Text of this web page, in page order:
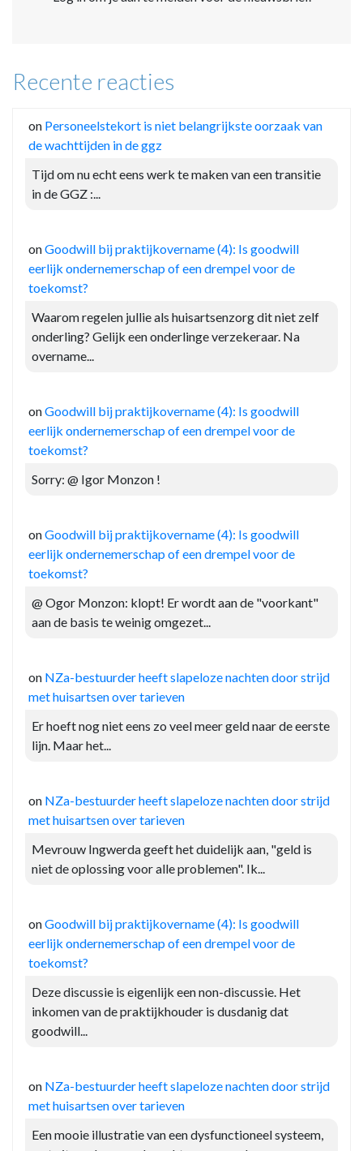
Recente reacties
on Personeelstekort is niet belangrijkste oorzaak van
de wachttijden in de ggz
Tijd om nu echt eens werk te maken van een transitie
in de GGZ :...
onGoodwill bij praktijkovername (4): Is goodwill
eerlijk ondernemerschap of een drempel voor de
toekomst?
Waarom regelen jullie als huisartsenzorg dit niet zelf
onderling? Gelijk een onderlinge verzekeraar. Na
overname...
onGoodwill bij praktijkovername (4): Is goodwill
eerlijk ondernemerschap of een drempel voor de
toekomst?
Sorry: @ Igor Monzon !
onGoodwill bij praktijkovername (4): Is goodwill
eerlijk ondernemerschap of een drempel voor de
toekomst?
@ Ogor Monzon: klopt! Er wordt aan de "voorkant"
aan de basis te weinig omgezet...
on NZa-bestuurder heeft slapeloze nachten door strijd
met huisartsen over tarieven
Er hoeft nog niet eens zo veel meer geld naar de eerste
lijn. Maar het...
on NZa-bestuurder heeft slapeloze nachten door strijd
met huisartsen over tarieven
Mevrouw Ingwerda geeft het duidelijk aan, "geld is
niet de oplossing voor alle problemen". Ik...
onGoodwill bij praktijkovername (4): Is goodwill
eerlijk ondernemerschap of een drempel voor de
toekomst?
Deze discussie is eigenlijk een non-discussie. Het
inkomen van de praktijkhouder is dusdanig dat
goodwill...
on NZa-bestuurder heeft slapeloze nachten door strijd
met huisartsen over tarieven
Een mooie illustratie van een dysfunctioneel systeem,